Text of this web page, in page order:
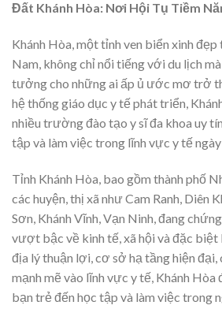
Đất Khánh Hòa: Nơi Hội Tụ Tiềm
Khánh Hòa, một tỉnh ven biển xinh
Nam, không chỉ nổi tiếng với du lịch
tưởng cho những ai ấp ủ ước mơ trở
hệ thống giáo dục y tế phát triển,
nhiều trường đào tạo y sĩ đa khoa uy
tập và làm việc trong lĩnh vực y tế
Tỉnh Khánh Hòa, bao gồm thành phố
các huyện, thị xã như Cam Ranh, Diên
Sơn, Khánh Vĩnh, Vạn Ninh, đang
vượt bậc về kinh tế, xã hội và đặc
địa lý thuận lợi, cơ sở hạ tầng hiện
mạnh mẽ vào lĩnh vực y tế, Khánh Hòa
bạn trẻ đến học tập và làm việc trong